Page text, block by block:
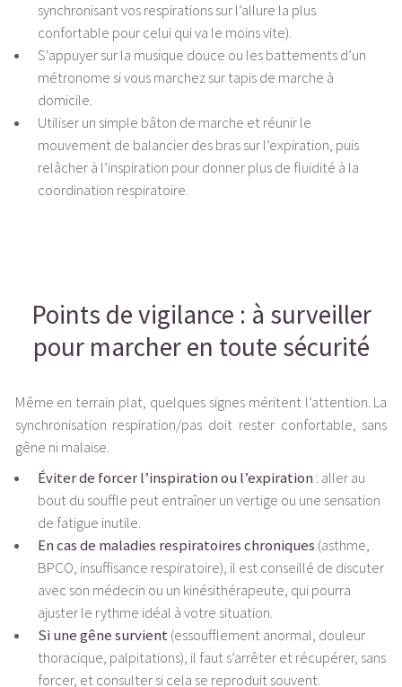
synchronisant vos respirations sur l’allure la plus
confortable pour celui qui va le moins vite).
S'appuyer sur la musique douce ou les battements d’un
métronome si vous marchez sur tapis de marche à
domicile.
Utiliser un simple bâton de marche et réunir le
mouvement de balancier des bras sur l’expiration, puis
relâcher à l’inspiration pour donner plus de fluidité à la
coordination respiratoire.
Points de vigilance : à surveiller
pour marcher en toute sécurité
Même en terrain plat, quelques signes méritent l’attention. La
synchronisation respiration/pas doit rester confortable, sans
gêne ni malaise.
Éviter de forcer l’inspiration ou l’expiration : aller au
bout du souffle peut entraîner un vertige ou une sensation
de fatigue inutile.
En cas de maladies respiratoires chroniques (asthme,
BPCO, insuffisance respiratoire), il est conseillé de discuter
avec son médecin ou un kinésithérapeute, qui pourra
ajuster le rythme idéal à votre situation.
Si une gêne survient (essoufflement anormal, douleur
thoracique, palpitations), il faut s’arrêter et récupérer, sans
forcer, et consulter si cela se reproduit souvent.